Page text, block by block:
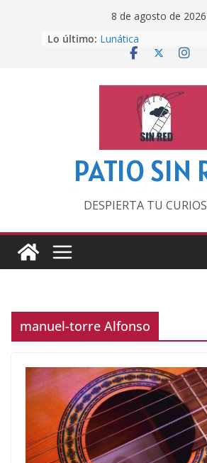
8 de agosto de 2026
Lo último: Lunática
Pero, hasta entonces…
‘La broma infinita’ de
lecturas veraniegas
Otra del Mundial
PATIO SIN
DESPIERTA TU
manuel-torre Alfonso